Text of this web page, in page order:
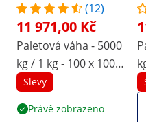
(12)
11 971,00 Kč
Paletová váha - 5000
kg / 1 kg - 100 x 100
cm - externí LCD
Slevy
Právě zobrazeno